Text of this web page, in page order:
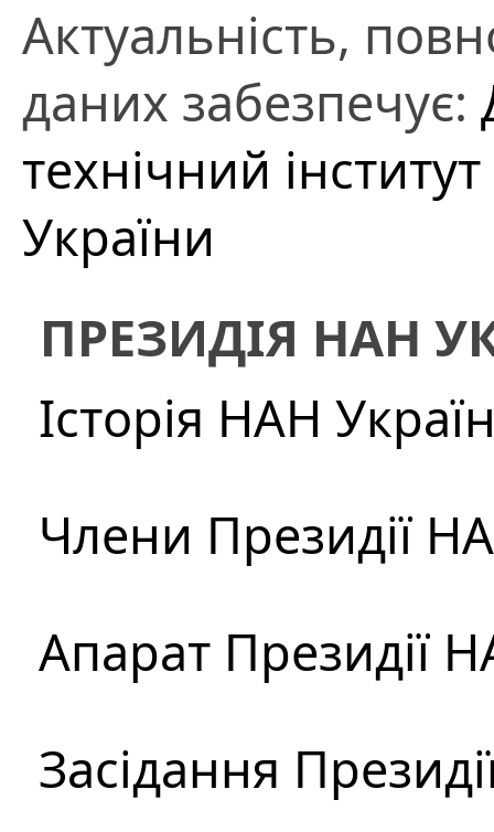
Актуальність,
даних забезпечує:
технічний
України
ПРЕЗИДІЯ НАН
Історія НАН
Члени Президії
Апарат Президії
Засідання